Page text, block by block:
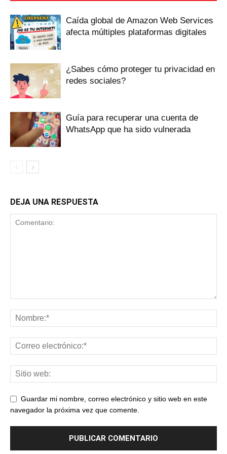
Caída global de Amazon Web Services
afecta múltiples plataformas digitales
¿Sabes cómo proteger tu privacidad en
redes sociales?
Guía para recuperar una cuenta de
WhatsApp que ha sido vulnerada
DEJA UNA RESPUESTA
Guardar mi nombre, correo electrónico y sitio web en este
navegador la próxima vez que comente.